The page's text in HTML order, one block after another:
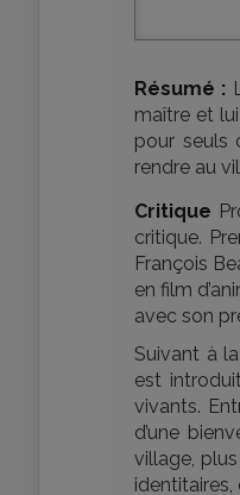
Résumé :
maître et
pour seuls
rendre au
Critique
critique.
François
en film
avec son
Suivant à
est
vivants.
d’une
village,
identitaires,